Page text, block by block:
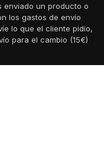
enviado un producto o
los gastos de envío
lo que el cliente pidio,
para el cambio (15€)